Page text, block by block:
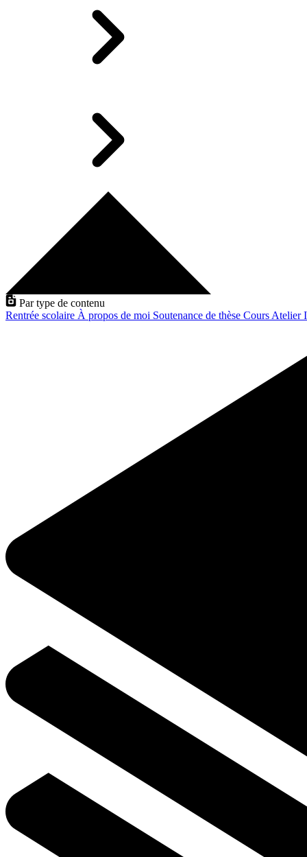
Par type de contenu
Rentrée scolaire À propos de moi Soutenance de thèse Cours Atelier